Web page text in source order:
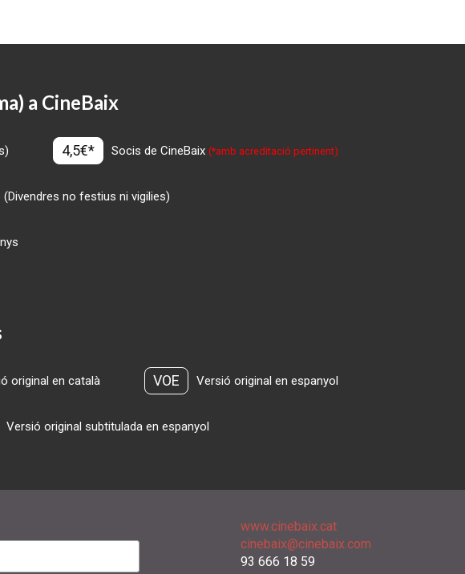
a CineBaix
4,5€* Socis de CineBaix(*amb acreditació pertinent)
no festius ni vigilies)
original en català VOE Versió original en espanyol
Versió original subtitulada en espanyol
www.cinebaix.cat
cinebaix@cinebaix.com
93 666 18 59